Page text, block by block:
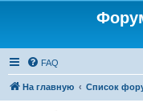
FAQ
На главную Список